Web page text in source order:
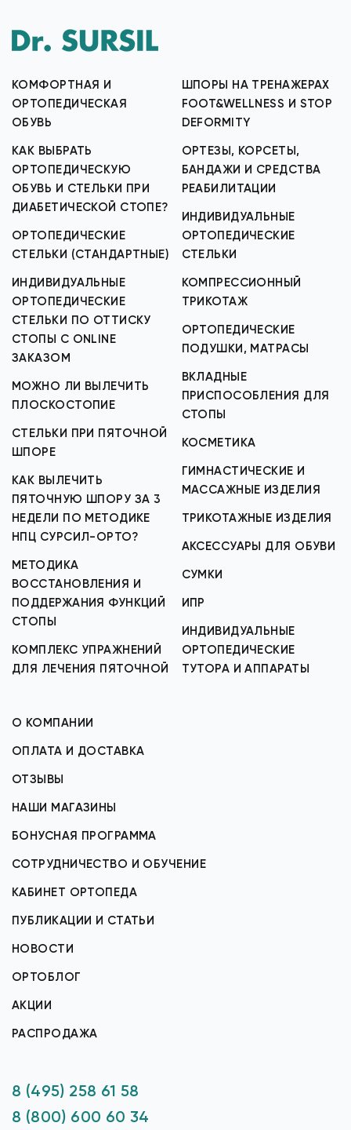
КОМФОРТНАЯ И
ОРТОПЕДИЧЕСКАЯ
ОБУВЬ
КАК ВЫБРАТЬ
ОРТОПЕДИЧЕСКУЮ
ОБУВЬ И СТЕЛЬКИ ПРИ
ДИАБЕТИЧЕСКОЙ СТОПЕ?
ОРТОПЕДИЧЕСКИЕ
СТЕЛЬКИ (СТАНДАРТНЫЕ)
ИНДИВИДУАЛЬНЫЕ
ОРТОПЕДИЧЕСКИЕ
СТЕЛЬКИ ПО ОТТИСКУ
СТОПЫ С ONLINE
ЗАКАЗОМ
МОЖНО ЛИ ВЫЛЕЧИТЬ
ПЛОСКОСТОПИЕ
СТЕЛЬКИ ПРИ ПЯТОЧНОЙ
ШПОРЕ
КАК ВЫЛЕЧИТЬ
ПЯТОЧНУЮ ШПОРУ ЗА 3
НЕДЕЛИ ПО МЕТОДИКЕ
НПЦ СУРСИЛ-ОРТО?
МЕТОДИКА
ВОССТАНОВЛЕНИЯ И
ПОДДЕРЖАНИЯ ФУНКЦИЙ
СТОПЫ
КОМПЛЕКС УПРАЖНЕНИЙ
ДЛЯ ЛЕЧЕНИЯ ПЯТОЧНОЙ
ШПОРЫ НА ТРЕНАЖЕРАХ
FOOT&WELLNESS И STOP
DEFORMITY
ОРТЕЗЫ, КОРСЕТЫ,
БАНДАЖИ И СРЕДСТВА
РЕАБИЛИТАЦИИ
ИНДИВИДУАЛЬНЫЕ
ОРТОПЕДИЧЕСКИЕ
СТЕЛЬКИ
КОМПРЕССИОННЫЙ
ТРИКОТАЖ
ОРТОПЕДИЧЕСКИЕ
ПОДУШКИ, МАТРАСЫ
ВКЛАДНЫЕ
ПРИСПОСОБЛЕНИЯ ДЛЯ
СТОПЫ
КОСМЕТИКА
ГИМНАСТИЧЕСКИЕ И
МАССАЖНЫЕ ИЗДЕЛИЯ
ТРИКОТАЖНЫЕ ИЗДЕЛИЯ
АКСЕССУАРЫ ДЛЯ ОБУВИ
СУМКИ
ИПР
ИНДИВИДУАЛЬНЫЕ
ОРТОПЕДИЧЕСКИЕ
ТУТОРА И АППАРАТЫ
О КОМПАНИИ
ОПЛАТА И ДОСТАВКА
ОТЗЫВЫ
НАШИ МАГАЗИНЫ
БОНУСНАЯ ПРОГРАММА
СОТРУДНИЧЕСТВО И ОБУЧЕНИЕ
КАБИНЕТ ОРТОПЕДА
ПУБЛИКАЦИИ И СТАТЬИ
НОВОСТИ
ОРТОБЛОГ
АКЦИИ
РАСПРОДАЖА
8 (495) 258 61 58
8 (800) 600 60 34